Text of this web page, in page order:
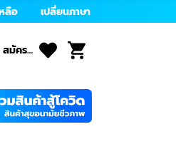
ลือ เปลี่ยนภาษา
|สมัคร